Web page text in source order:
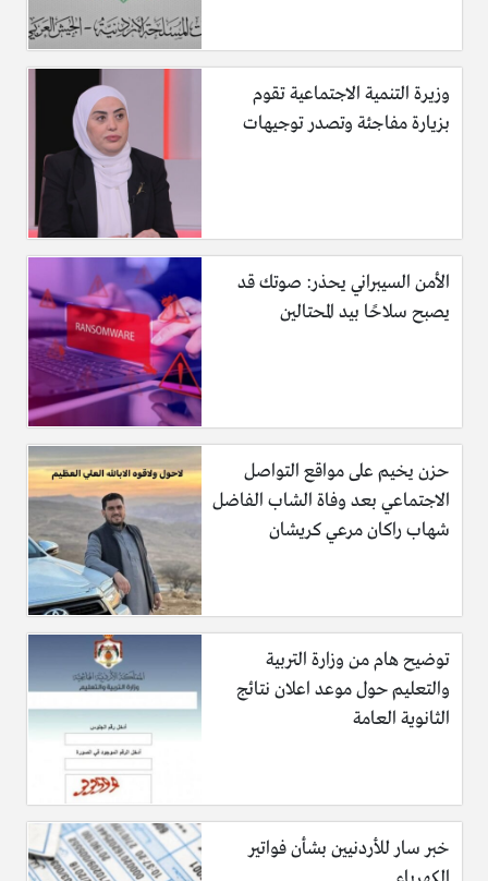
وزيرة التنمية الاجتماعية تقوم
بزيارة مفاجئة وتصدر توجيهات
الأمن السيبراني يحذر: صوتك قد
يصبح سلاحًا بيد المحتالين
حزن يخيم على مواقع التواصل
الاجتماعي بعد وفاة الشاب الفاضل
شهاب راكان مرعي كريشان
توضيح هام من وزارة التربية
والتعليم حول موعد اعلان نتائج
الثانوية العامة
خبر سار للأردنيين بشأن فواتير